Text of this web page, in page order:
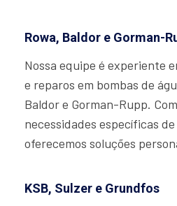
Rowa, Baldor e Gorman-
Nossa equipe é experiente
e reparos em bombas de
Baldor e Gorman-Rupp.
necessidades específicas
oferecemos soluções
KSB, Sulzer e Grundfos